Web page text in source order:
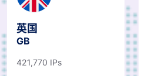
英国
GB
421,770 IPs